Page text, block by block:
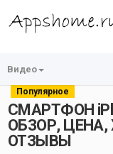
Видео
Популярное
СМАРТФОН
ОБЗОР,
ОТЗЫВЫ